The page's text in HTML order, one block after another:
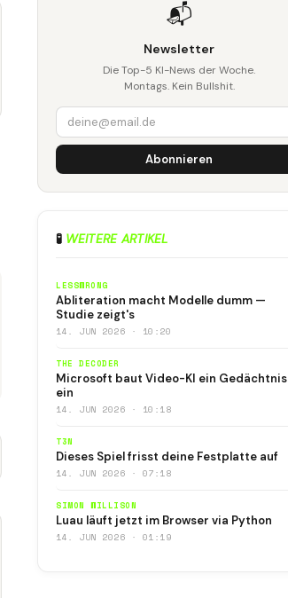
📬
Newsletter
Die Top-5 KI-News der Woche.
Montags. Kein Bullshit.
Abonnieren
🧪 WEITERE ARTIKEL
LESSWRONG
Abliteration macht Modelle dumm —
Studie zeigt's
14. JUN 2026 · 10:20
THE DECODER
Microsoft baut Video-KI ein Gedächtnis
ein
14. JUN 2026 · 10:18
T3N
Dieses Spiel frisst deine Festplatte auf
14. JUN 2026 · 07:18
SIMON WILLISON
Luau läuft jetzt im Browser via Python
14. JUN 2026 · 01:19